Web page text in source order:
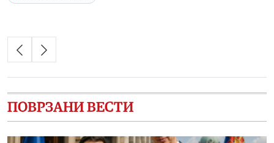
ПОВРЗАНИ ВЕСТИ